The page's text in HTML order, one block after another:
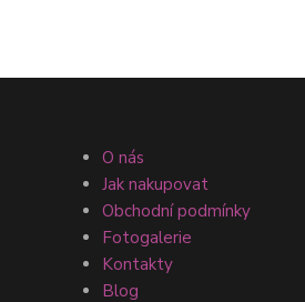
O nás
Jak nakupovat
Obchodní podmínky
Fotogalerie
Kontakty
Blog